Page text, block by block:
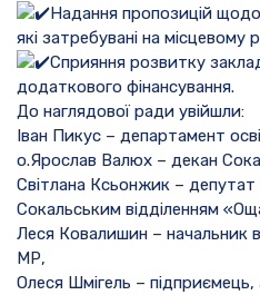
Надання пропозицій
які затребувані на місцевому
Сприяння розвитку
додаткового фінансування.
До наглядової ради увійшли:
Іван Пикус – департамент
о.Ярослав Валюх – декан
Світлана Ксьонжик –
Сокальським відділенням
Леся Ковалишин – начальник
МР,
Олеся Шмігель –